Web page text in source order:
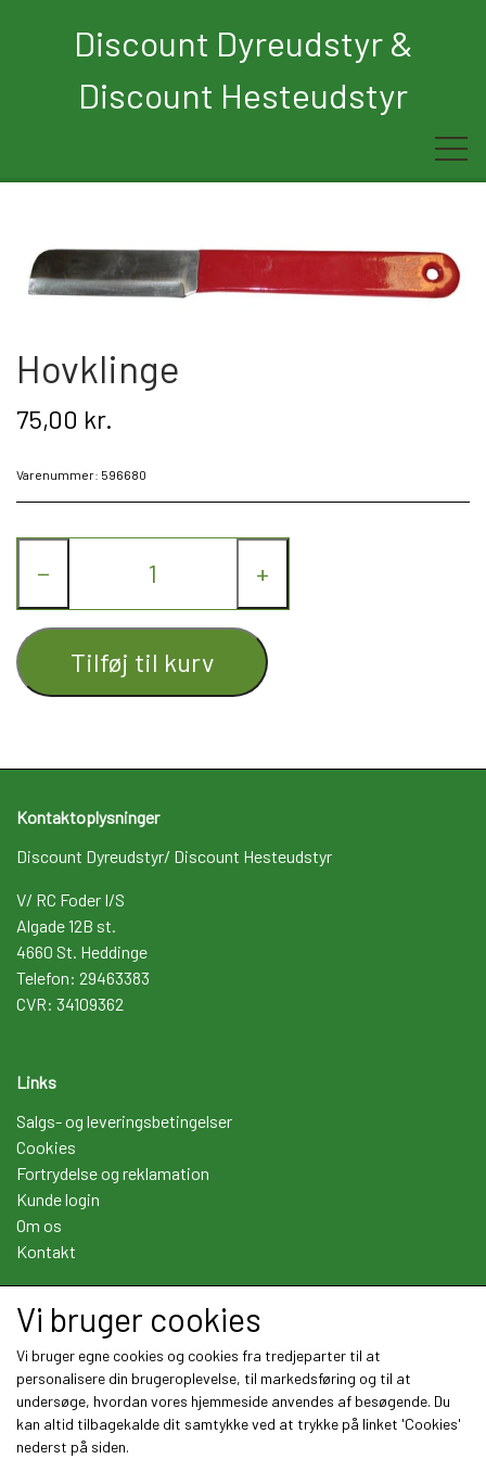
Discount Dyreudstyr &
Discount Hesteudstyr
Forside
Rytter
Nyhed
Gavekort
Retur
Hovklinge
75,00 kr.
Varenummer: 596680
− +
Tilføj til kurv
Kontaktoplysninger
Discount Dyreudstyr/ Discount Hesteudstyr
V/ RC Foder I/S
Algade 12B st.
4660 St. Heddinge
Telefon: 29463383
CVR: 34109362
Links
Salgs- og leveringsbetingelser
Cookies
Fortrydelse og reklamation
Kunde login
Om os
Kontakt
Sociale medier
Vi bruger cookies
Vi bruger egne cookies og cookies fra tredjeparter til at
personalisere din brugeroplevelse, til markedsføring og til at
undersøge, hvordan vores hjemmeside anvendes af besøgende. Du
kan altid tilbagekalde dit samtykke ved at trykke på linket 'Cookies'
nederst på siden.